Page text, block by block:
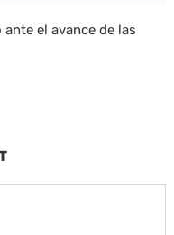
el avance de las